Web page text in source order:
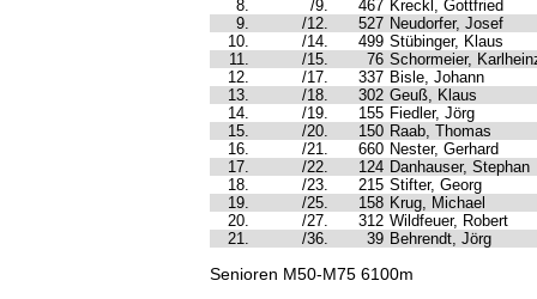
8.
/9. 467 Kreckl, Gottfried
9.
/12. 527 Neudorfer, Josef
10.
/14. 499 Stübinger, Klaus
11.
/15. 76 Schormeier,
12.
/17. 337 Bisle, Johann
13.
/18. 302 Geuß, Klaus
14.
/19. 155 Fiedler, Jörg
15.
/20. 150 Raab, Thomas
16.
/21. 660 Nester, Gerhard
17.
/22. 124 Danhauser, Stephan
18.
/23. 215 Stifter, Georg
19.
/25. 158 Krug, Michael
20.
/27. 312 Wildfeuer, Robert
21.
/36. 39 Behrendt, Jörg
Senioren M50-M75 6100m